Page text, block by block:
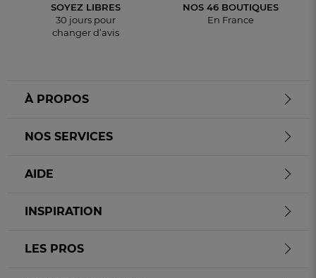
SOYEZ LIBRES
30 jours pour
changer d’avis
NOS 46 BOUTIQUES
En France
À PROPOS
NOS SERVICES
AIDE
INSPIRATION
LES PROS